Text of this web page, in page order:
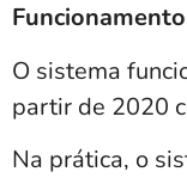
Funcionamento
O sistema
partir de 2020
Na prática, o